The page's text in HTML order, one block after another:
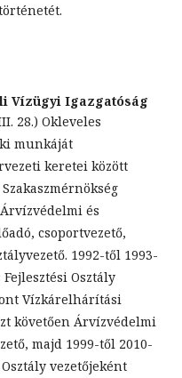
Vízügyi Igazgatóság
28.) Okleveles
munkáját
keretei között
és
csoportvezető,
1992-től 1993-
Osztály
Vízkárelhárítási
követően Árvízvédelmi
majd 1999-től 2010-
vezetőjeként